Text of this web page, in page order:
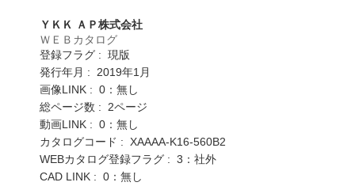
ＹＫＫ ＡＰ株式会社
ＷＥＢカタログ
登録フラグ : 現版
発行年月 : 2019年1月
画像LINK : 0：無し
総ページ数 : 2ページ
動画LINK : 0：無し
カタログコード : XAAAA-K16-560B2
WEBカタログ登録フラグ : 3：社外
CAD LINK : 0：無し